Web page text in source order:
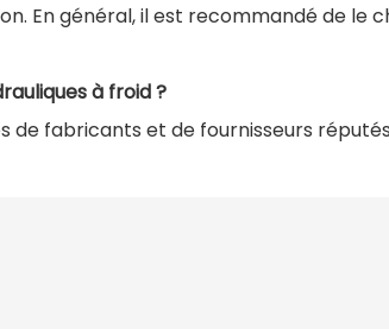
En général, il est recommandé de le
à froid ?
fabricants et de fournisseurs